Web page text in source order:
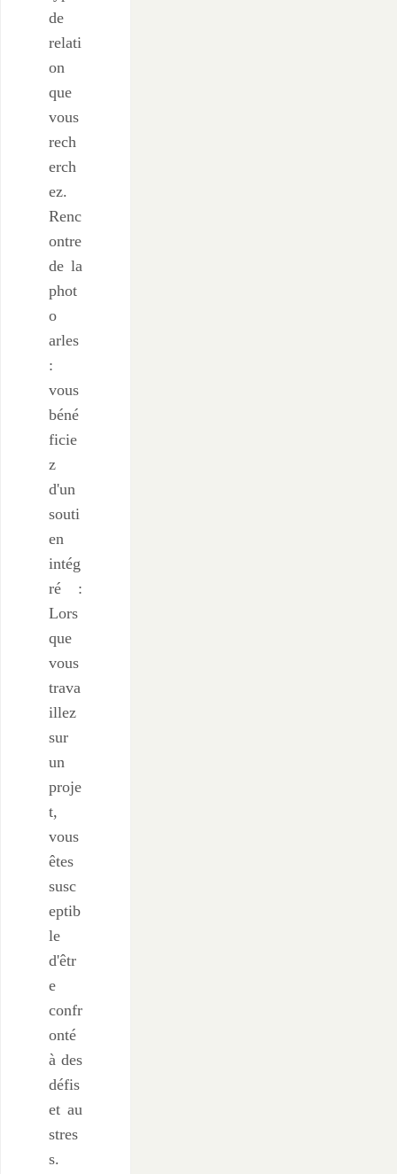
de
relati
on
que
vous
rech
erch
ez.
Renc
ontre
de la
phot
o
arles
:
vous
béné
ficie
z
d'un
souti
en
intég
ré :
Lors
que
vous
trava
illez
sur
un
proje
t,
vous
êtes
susc
eptib
le
d'êtr
e
confr
onté
à des
défis
et au
stres
s.